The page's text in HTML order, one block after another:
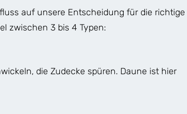
auf unsere Entscheidung für die richtige
zwischen 3 bis 4 Typen:
die Zudecke spüren. Daune ist hier